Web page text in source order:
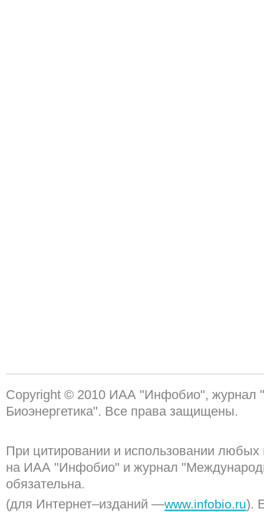
Copyright © 2010 ИАА "Инфобио", журнал
Биоэнергетика". Все права защищены.
При цитировании и использовании любых
на ИАА "Инфобио" и журнал
обязательна.
(для Интернет–изданий —www.infobio.ru).